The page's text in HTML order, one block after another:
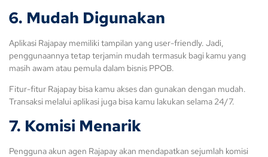
6. Mudah Digunakan
Aplikasi Rajapay memiliki tampilan yang user-friendly. Jadi,
penggunaannya tetap terjamin mudah termasuk bagi kamu yang
masih awam atau pemula dalam bisnis PPOB.
Fitur-fitur Rajapay bisa kamu akses dan gunakan dengan mudah.
Transaksi melalui aplikasi juga bisa kamu lakukan selama 24/7.
7. Komisi Menarik
Pengguna akun agen Rajapay akan mendapatkan sejumlah komisi